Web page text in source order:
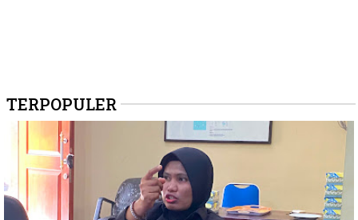
TERPOPULER